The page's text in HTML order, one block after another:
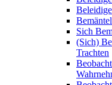
Sich
(Sich)
Trachten